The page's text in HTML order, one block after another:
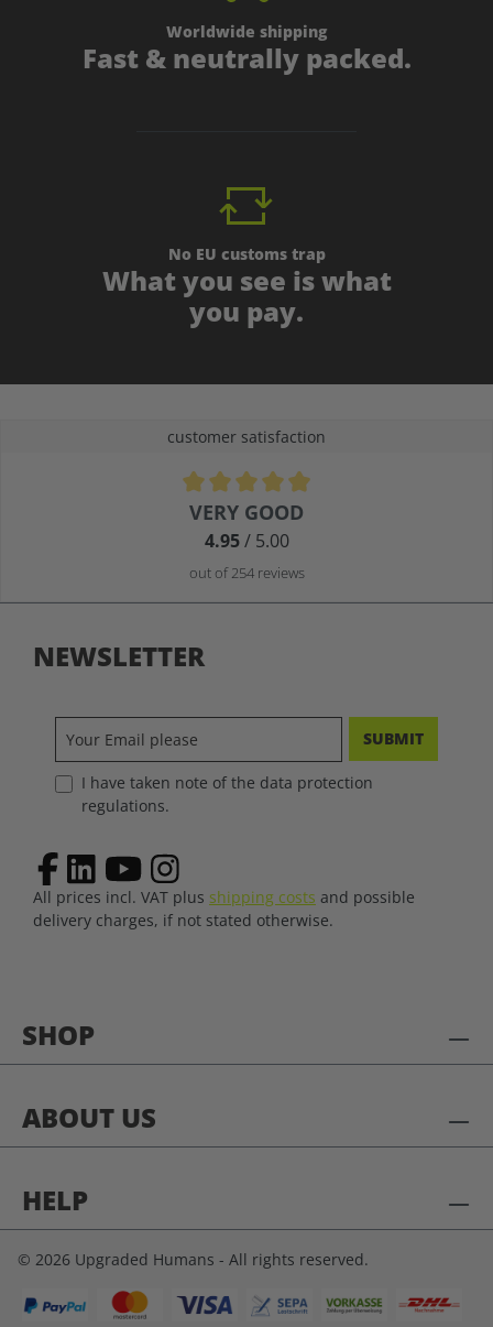
Worldwide shipping
Fast & neutrally packed.
No EU customs trap
What you see is what
you pay.
customer satisfaction
Average rating of 4.9 out of 5 stars
VERY GOOD
4.95/ 5.00
out of 254 reviews
SHOP
ABOUT US
HELP
NEWSLETTER
SUBMIT
I have taken note of the data protection
regulations.
All prices incl. VAT plus shipping costs and possible
delivery charges, if not stated otherwise.
© 2026 Upgraded Humans - All rights reserved.